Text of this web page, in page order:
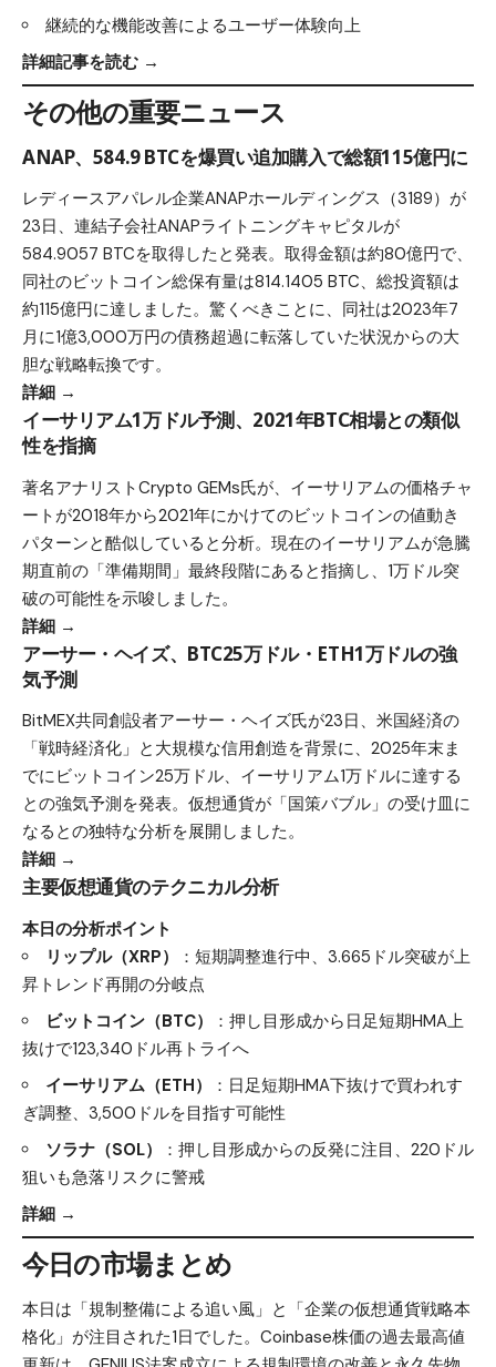
継続的な機能改善によるユーザー体験向上
詳細記事を読む →
その他の重要ニュース
ANAP、584.9 BTCを爆買い追加購入で総額115億円に
レディースアパレル企業ANAPホールディングス（3189）が
23日、連結子会社ANAPライトニングキャピタルが
584.9057 BTCを取得したと発表。取得金額は約80億円で、
同社のビットコイン総保有量は814.1405 BTC、総投資額は
約115億円に達しました。驚くべきことに、同社は2023年7
月に1億3,000万円の債務超過に転落していた状況からの大
胆な戦略転換です。
詳細 →
イーサリアム1万ドル予測、2021年BTC相場との類似
性を指摘
著名アナリストCrypto GEMs氏が、イーサリアムの価格チャ
ートが2018年から2021年にかけてのビットコインの値動き
パターンと酷似していると分析。現在のイーサリアムが急騰
期直前の「準備期間」最終段階にあると指摘し、1万ドル突
破の可能性を示唆しました。
詳細 →
アーサー・ヘイズ、BTC25万ドル・ETH1万ドルの強
気予測
BitMEX共同創設者アーサー・ヘイズ氏が23日、米国経済の
「戦時経済化」と大規模な信用創造を背景に、2025年末ま
でにビットコイン25万ドル、イーサリアム1万ドルに達する
との強気予測を発表。仮想通貨が「国策バブル」の受け皿に
なるとの独特な分析を展開しました。
詳細 →
主要仮想通貨のテクニカル分析
本日の分析ポイント
リップル（XRP）
：短期調整進行中、3.665ドル突破が上
昇トレンド再開の分岐点
ビットコイン（BTC）
：押し目形成から日足短期HMA上
抜けで123,340ドル再トライへ
イーサリアム（ETH）
：日足短期HMA下抜けで買われす
ぎ調整、3,500ドルを目指す可能性
ソラナ（SOL）
：押し目形成からの反発に注目、220ドル
狙いも急落リスクに警戒
詳細 →
今日の市場まとめ
本日は「規制整備による追い風」と「企業の仮想通貨戦略本
格化」が注目された1日でした。Coinbase株価の過去最高値